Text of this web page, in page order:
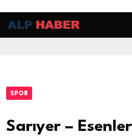
SPOR
Sarıyer –